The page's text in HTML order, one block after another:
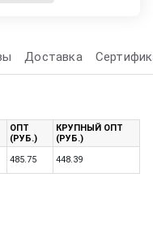
Доставка
ОПТ
(РУБ.)
КРУПНЫЙ ОПТ
(РУБ.)
485.75 448.39